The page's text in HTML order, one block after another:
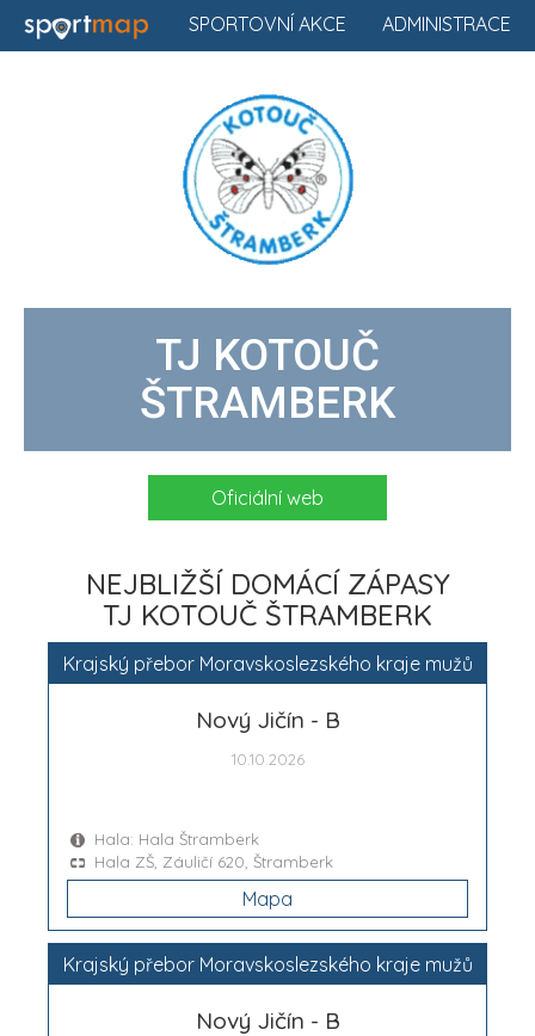
ADMINISTRACE
SPORTOVNÍ AKCE
TJ KOTOUČ
ŠTRAMBERK
Oficiální web
NEJBLIŽŠÍ DOMÁCÍ ZÁPASY
TJ KOTOUČ ŠTRAMBERK
Krajský přebor Moravskoslezského kraje mužů
Nový Jičín - B
10.10.2026
Hala: Hala Štramberk
Hala ZŠ, Záuličí 620, Štramberk
Mapa
Krajský přebor Moravskoslezského kraje mužů
Nový Jičín - B